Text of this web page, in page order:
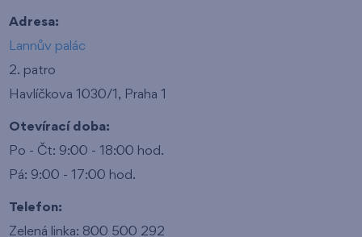
Adresa:
Lannův palác
2. patro
Havlíčkova 1030/1, Praha 1
Otevírací doba:
Po - Čt: 9:00 - 18:00 hod.
Pá: 9:00 - 17:00 hod.
Telefon:
Zelená linka: 800 500 292